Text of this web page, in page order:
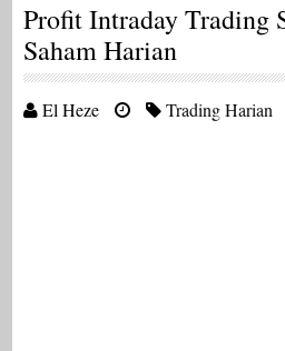
Profit Intraday Trading
Saham Harian
El Heze Trading Harian